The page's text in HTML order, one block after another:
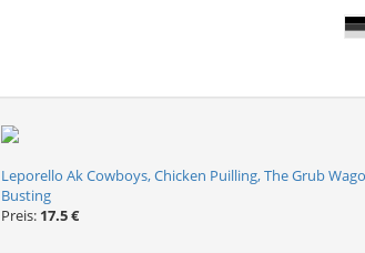
Leporello Ak Cowboys, Chicken Puilling, The Grub
Busting
Preis: 17.5 €